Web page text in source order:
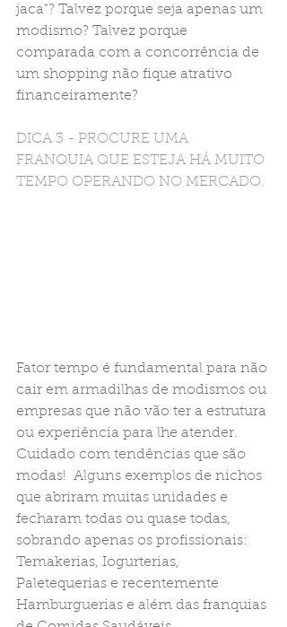
jaca"? Talvez porque seja apenas um
modismo? Talvez porque
comparada com a concorrência de
um shopping não fique atrativo
financeiramente?
DICA 3 - PROCURE UMA
FRANQUIA QUE ESTEJA HÁ MUITO
TEMPO OPERANDO NO MERCADO.
Fator tempo é fundamental para não
cair em armadilhas de modismos ou
empresas que não vão ter a estrutura
ou experiência para lhe atender.
Cuidado com tendências que são
modas!  Alguns exemplos de nichos
que abriram muitas unidades e
fecharam todas ou quase todas,
sobrando apenas os profissionais:
Temakerias, Iogurterias,
Paletequerias e recentemente
Hamburguerias e além das franquias